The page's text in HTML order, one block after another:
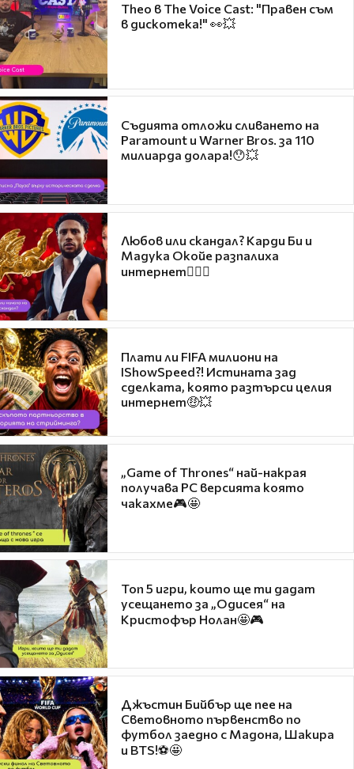
Theo в The Voice Cast: "Правен съм
в дискотека!" 👀💥
Съдията отложи сливането на
Paramount и Warner Bros. за 110
милиарда долара!😯💥
Любов или скандал? Карди Би и
Мадука Окойе разпалиха
интернет❤️‍🔥🔥
Плати ли FIFA милиони на
IShowSpeed?! Истината зад
сделката, която разтърси целия
интернет🤑💥
„Game of Thrones“ най-накрая
получава PC версията която
чакахме🎮🤩
Топ 5 игри, които ще ти дадат
усещането за „Одисея“ на
Кристофър Нолан🤩🎮
Джъстин Бийбър ще пее на
Световното първенство по
футбол заедно с Мадона, Шакира
и BTS!⚽🤩